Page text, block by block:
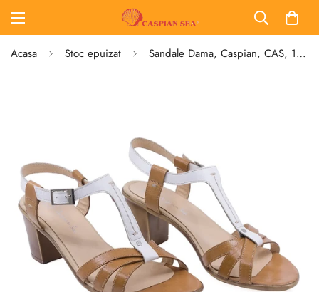
Acasa Stoc epuizat Sandale Dama, Caspian, CAS, 159/9, Casual, Piele naturala, Coniac/alb